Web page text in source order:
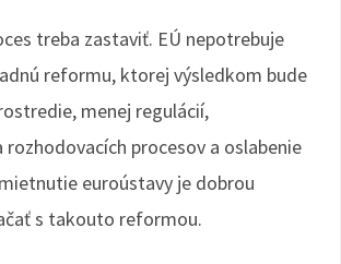
treba zastaviť. EÚ nepotrebuje
reformu, ktorej výsledkom bude
menej regulácií,
rozhodovacích procesov a oslabenie
euroústavy je dobrou
s takouto reformou.